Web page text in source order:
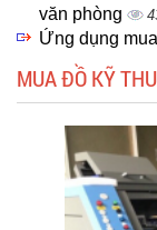
văn phòng
Ứng dụng
MUA ĐỒ KỸ